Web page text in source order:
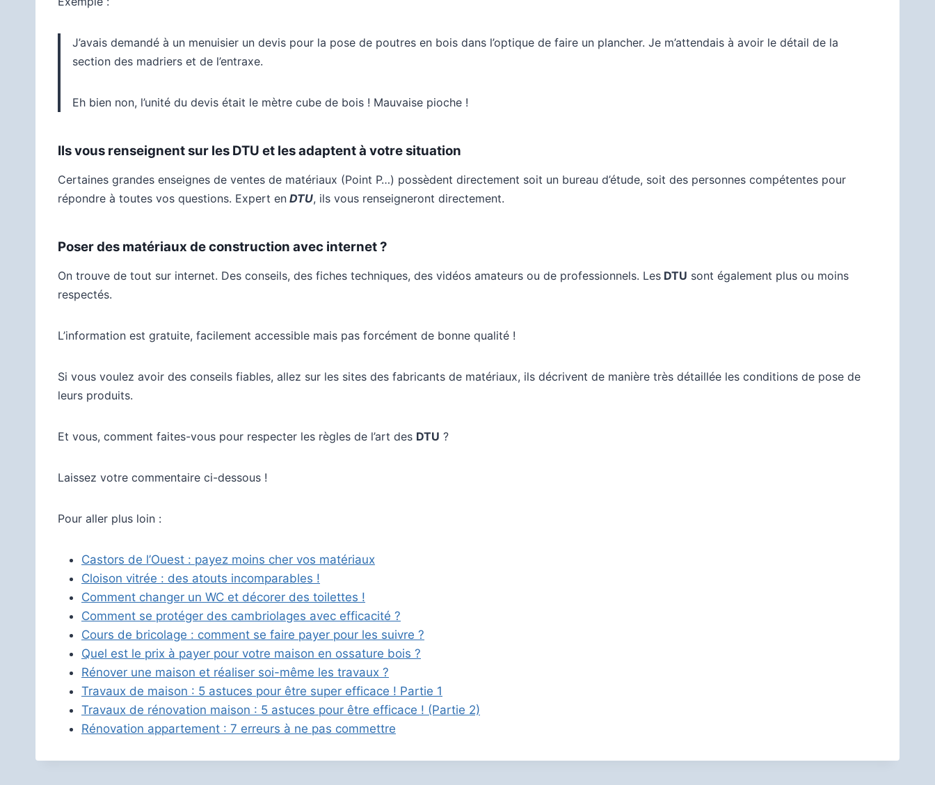
J’avais demandé à un menuisier un devis pour la pose de poutres en bois dans l’optique de faire un plancher. Je m’attendais à avoir le détail de la
section des madriers et de l’entraxe.
Eh bien non, l’unité du devis était le mètre cube de bois ! Mauvaise pioche !
Ils vous renseignent sur les DTU et les adaptent à votre situation
Certaines grandes enseignes de ventes de matériaux (Point P…) possèdent directement soit un bureau d’étude, soit des personnes compétentes pour
répondre à toutes vos questions. Expert en DTU, ils vous renseigneront directement.
Poser des matériaux de construction avec internet ?
On trouve de tout sur internet. Des conseils, des fiches techniques, des vidéos amateurs ou de professionnels. Les DTU sont également plus ou moins
respectés.
L’information est gratuite, facilement accessible mais pas forcément de bonne qualité !
Si vous voulez avoir des conseils fiables, allez sur les sites des fabricants de matériaux, ils décrivent de manière très détaillée les conditions de pose de
leurs produits.
Et vous, comment faites-vous pour respecter les règles de l’art des DTU ?
Laissez votre commentaire ci-dessous !
Pour aller plus loin :
Castors de l’Ouest : payez moins cher vos matériaux
Cloison vitrée : des atouts incomparables !
Comment changer un WC et décorer des toilettes !
Comment se protéger des cambriolages avec efficacité ?
Cours de bricolage : comment se faire payer pour les suivre ?
Quel est le prix à payer pour votre maison en ossature bois ?
Rénover une maison et réaliser soi-même les travaux ?
Travaux de maison : 5 astuces pour être super efficace ! Partie 1
Travaux de rénovation maison : 5 astuces pour être efficace ! (Partie 2)
Rénovation appartement : 7 erreurs à ne pas commettre